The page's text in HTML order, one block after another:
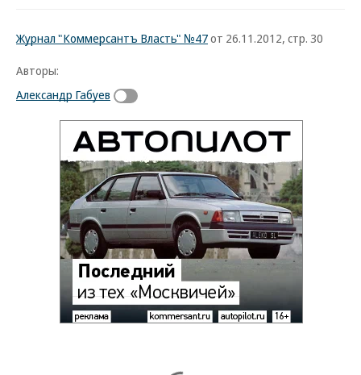
Журнал "Коммерсантъ Власть" №47от 26.11.2012, стр. 30
Авторы:
Александр Габуев